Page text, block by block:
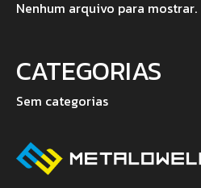
Nenhum arquivo para mostrar.
CATEGORIAS
Sem categorias